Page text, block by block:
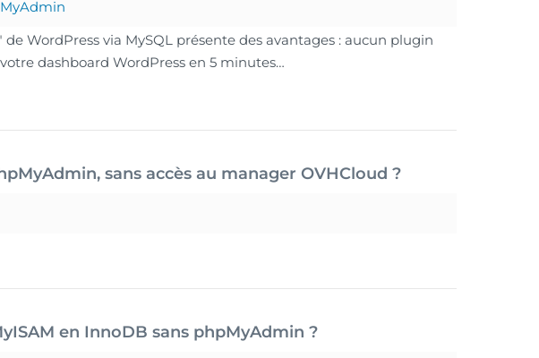
WordPress via MySQL présente des avantages : aucun plugin
dashboard WordPress en 5 minutes…
sans accès au manager OVHCloud ?
en InnoDB sans phpMyAdmin ?